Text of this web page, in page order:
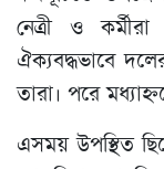
নেত্রী ও
ঐক্যবদ্ধভাবে
তারা। পরে
এসময় উপস্থিত